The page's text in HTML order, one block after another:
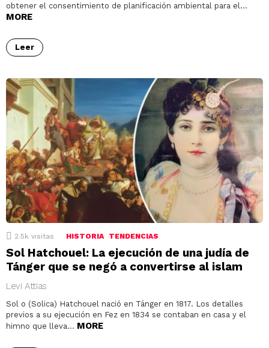
obtener el consentimiento de planificación ambiental para el…
MORE
Leer
2.5k visitas HISTORIA TENDENCIAS
Sol Hatchouel: La ejecución de una judía de
Tánger que se negó a convertirse al islam
Levi Attias
Sol o (Solica) Hatchouel nació en Tánger en 1817. Los detalles
previos a su ejecución en Fez en 1834 se contaban en casa y el
himno que lleva… MORE